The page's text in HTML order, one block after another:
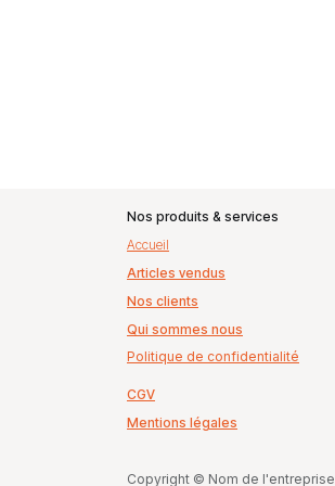
Nos produits & services
Accueil
Articles vendus
Nos clients
Qui sommes nous
Politique de confidentialité
CGV
Mentions légales
Copyright © Nom de l'entreprise